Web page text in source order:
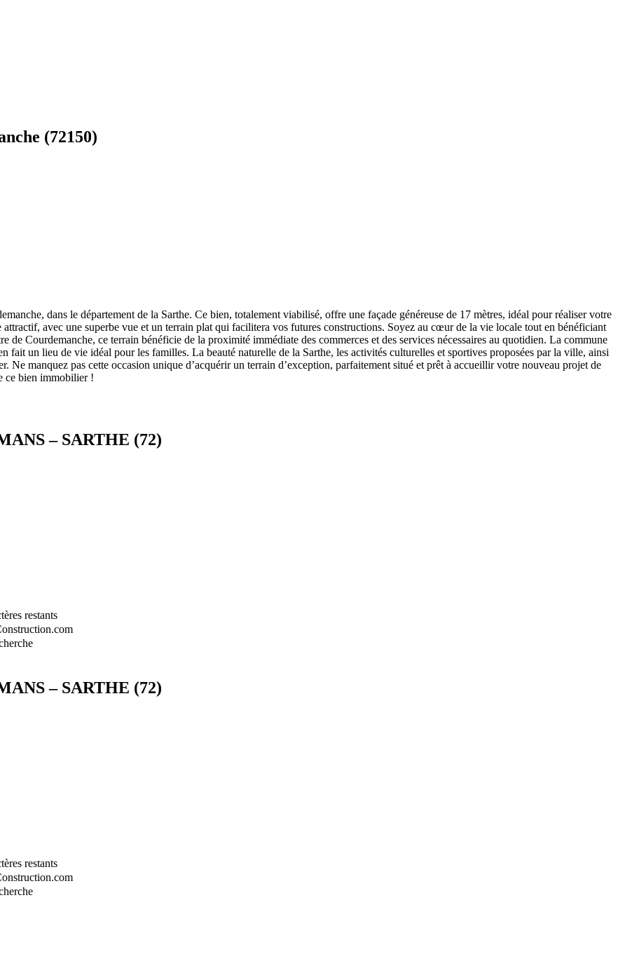
(72150)
dans le département de la Sarthe. Ce bien, totalement viabilisé, offre une façade généreuse de 17 mètres, idéal pour réaliser votre
avec une superbe vue et un terrain plat qui facilitera vos futures constructions. Soyez au cœur de la vie locale tout en bénéficiant
de Courdemanche, ce terrain bénéficie de la proximité immédiate des commerces et des services nécessaires au quotidien. La commune
fait un lieu de vie idéal pour les familles. La beauté naturelle de la Sarthe, les activités culturelles et sportives proposées par la ville, ainsi
Ne manquez pas cette occasion unique d’acquérir un terrain d’exception, parfaitement situé et prêt à accueillir votre nouveau projet de
ce bien immobilier !
– SARTHE (72)
restants
– SARTHE (72)
restants